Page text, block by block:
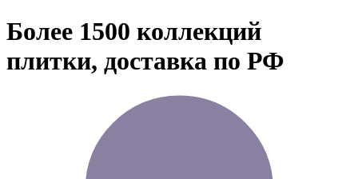
Более 1500 коллекций
плитки, доставка по РФ